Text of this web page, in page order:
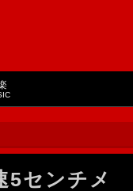
5センチメ